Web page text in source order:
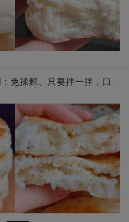
免揉麵、只要拌一拌，口